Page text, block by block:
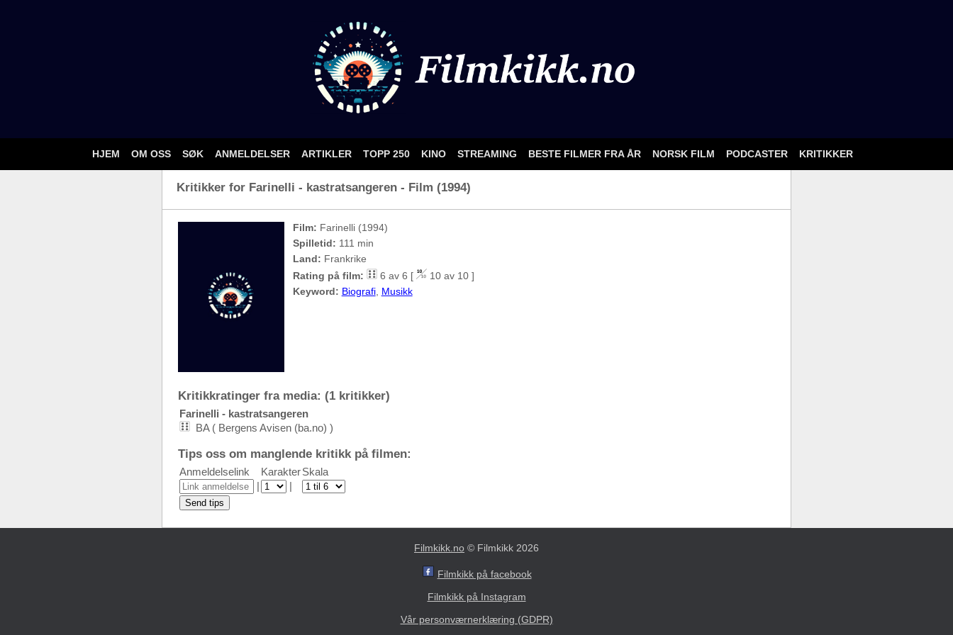
HJEM OM OSS SØK ANMELDELSER ARTIKLER TOPP 250 KINO STREAMING BESTE FILMER FRA ÅR NORSK FILM PODCASTER KRITIKKER
Kritikker for Farinelli - kastratsangeren - Film (1994)
Film: Farinelli (1994)
Spilletid: 111 min
Land: Frankrike
Rating på film:
6 av 6 [
10 av 10 ]
Keyword: Biografi, Musikk
Kritikkratinger fra media: (1 kritikker)
Farinelli - kastratsangeren
BA ( Bergens Avisen (ba.no) )
Tips oss om manglende kritikk på filmen:
Anmeldelselink KarakterSkala
|
|
Filmkikk.no © Filmkikk 2026
Filmkikk på facebook
Filmkikk på Instagram
Vår personværnerklæring (GDPR)